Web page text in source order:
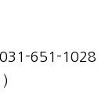
031-651-1028
)